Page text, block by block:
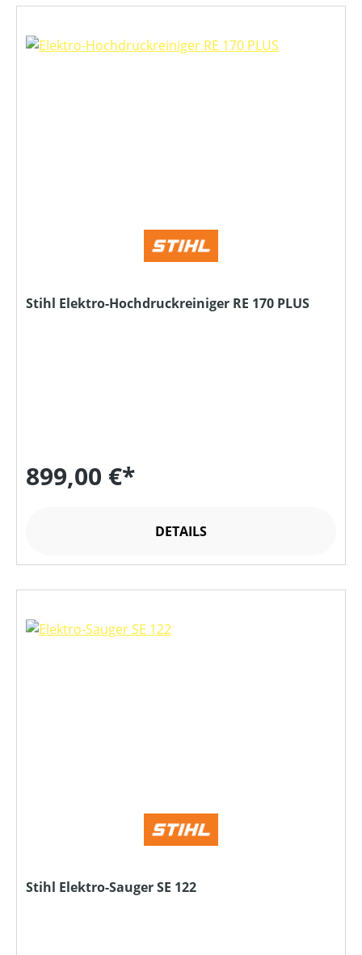
Stihl Elektro-Hochdruckreiniger RE 170 PLUS
899,00 €*
DETAILS
Stihl Elektro-Sauger SE 122